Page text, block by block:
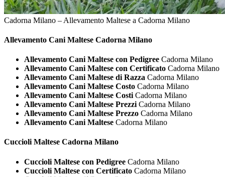
Cadorna Milano – Allevamento Maltese a Cadorna Milano
Allevamento Cani Maltese Cadorna Milano
Allevamento Cani Maltese con Pedigree Cadorna Milano
Allevamento Cani Maltese con Certificato Cadorna Milano
Allevamento Cani Maltese di Razza Cadorna Milano
Allevamento Cani Maltese Costo Cadorna Milano
Allevamento Cani Maltese Costi Cadorna Milano
Allevamento Cani Maltese Prezzi Cadorna Milano
Allevamento Cani Maltese Prezzo Cadorna Milano
Allevamento Cani Maltese Cadorna Milano
Cuccioli Maltese Cadorna Milano
Cuccioli Maltese con Pedigree Cadorna Milano
Cuccioli Maltese con Certificato Cadorna Milano